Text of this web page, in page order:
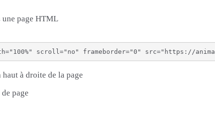
une page HTML
à droite de la page
page